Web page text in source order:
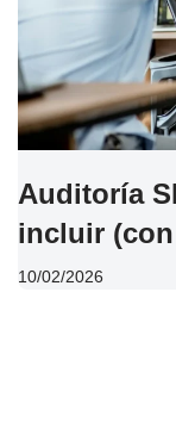
Auditoría
incluir
10/02/2026